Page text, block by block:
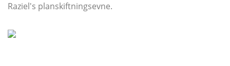
Raziel's planskiftningsevne.